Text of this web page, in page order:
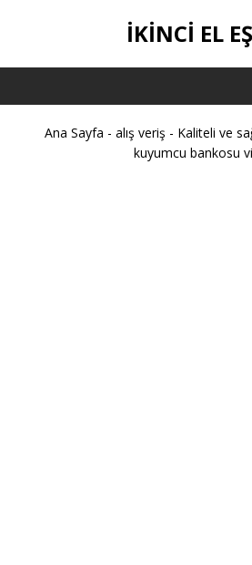
İKİNCİ EL
Ana Sayfa - alış veriş - Kaliteli ve
kuyumcu bankosu